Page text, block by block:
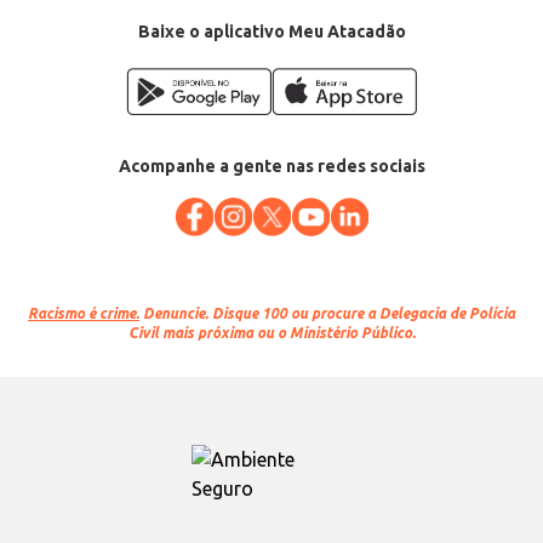
Baixe o aplicativo Meu Atacadão
Acompanhe a gente nas redes sociais
Racismo é crime. Denuncie. Disque 100 ou procure a Delegacia de Polícia
Civil mais próxima ou o Ministério Público.